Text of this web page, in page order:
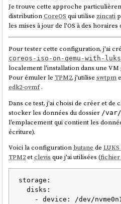
Voici quelques scénarios de
permet de configurer grâce àSSS:
TPM2 et Tang serveur 1
Tang serveur 1 ou Tang
2 parmi Tang serveur 1, Tang
...
demande à l'utilisateur de saisir sa
Je n'ai pas trouvé d'image
GitHub :https://github.com/padhi-
Dans mon playground, je l'ai déployé
J'ai trouvé la configuration
fichier) :
Je trouve cette approche
distributionCoreOS qui utilise zincati
les mises à jour de l'OS à des horaires
Pour tester cette configuration, j'ai
coreos-iso-on-qemu-with-luks
localement l'installation dans une VM
Pour émuler leTPM2, j'utiliseswtpm
edk2-ovmf.
Dans ce test, j'ai choisi de créer et
stocker les données du dossier /
l'emplacement qui contient les
écriture).
Voici la configuration butane de
TPM2etclevis que j'ai utilisées (
storage:
  disks: